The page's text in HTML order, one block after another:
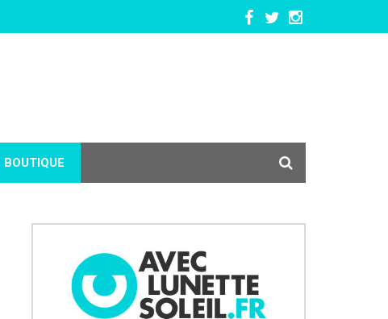
BOUTIQUE